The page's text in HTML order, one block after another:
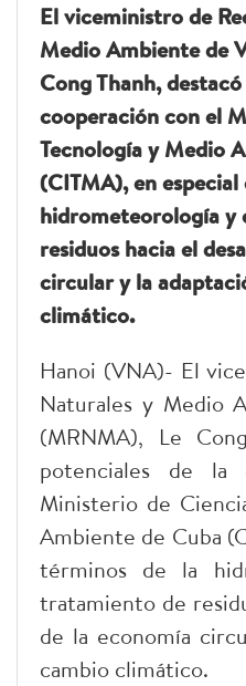
El viceministro de
Medio Ambiente de
Cong Thanh,
cooperación con el
Tecnología y Medio
(CITMA), en
hidrometeorología y
residuos hacia el
circular y la
climático.
Hanoi (VNA)- El
Naturales y Medio
(MRNMA), Le
potenciales de la
Ministerio de
Ambiente de Cuba
términos de la
tratamiento de
de la economía
cambio climático.